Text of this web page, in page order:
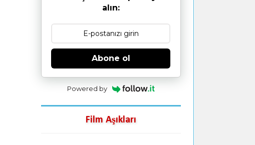
alın:
Abone ol
Powered by
Film Aşıkları